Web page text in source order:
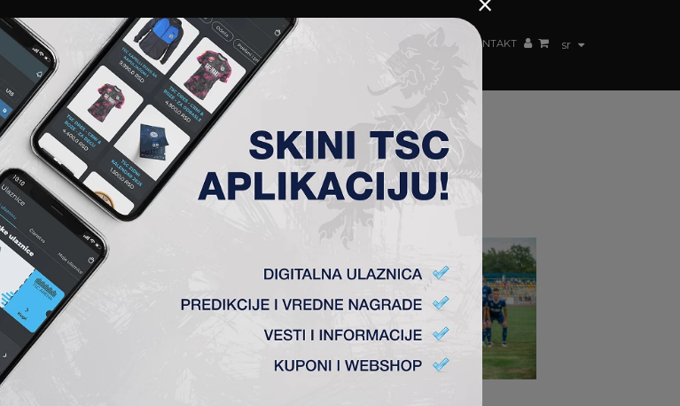
sr
ČLANSTVO AKREDITACIJE KLUB AKADEMIJA ŽENSKI TIM KONTAKT